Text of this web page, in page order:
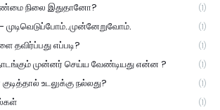
நிலை இதுதானோ? (1)
(1)
எப்படி? (1)
முன்னர் செய்ய வேண்டியது என்ன ? (1)
உடலுக்கு நல்லது? (1)
(1)